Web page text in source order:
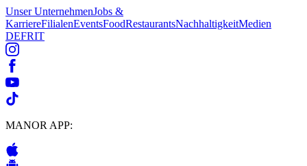
Unser UnternehmenJobs &
KarriereFilialenEventsFoodRestaurantsNachhaltigkeitMedien
DEFRIT
MANOR APP: